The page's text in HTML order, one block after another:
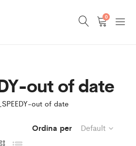
0
out of date
out of date
Ordina per Default